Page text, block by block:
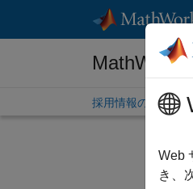
コンテンツへスキップ
採用情報の概要
Web
き、